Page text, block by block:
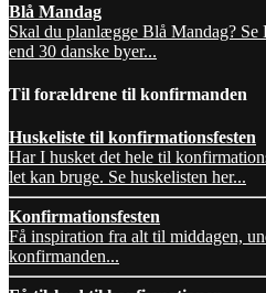
Blå Mandag
Skal du planlægge Blå Mandag?
end 30 danske byer...
Til forældrene til konfirmanden
Huskeliste til konfirmationsfesten
Har I husket det hele til
let kan bruge. Se huskelisten her...
Konfirmationsfesten
Få inspiration fra alt til middagen,
konfirmanden...